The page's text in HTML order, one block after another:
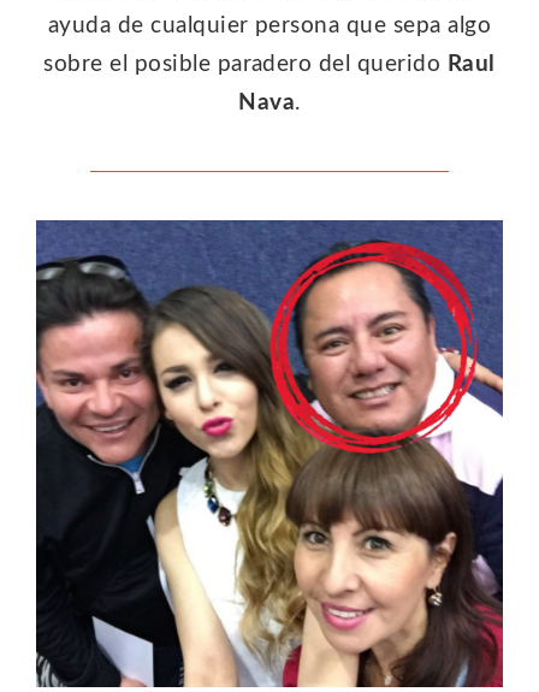
ayuda de cualquier persona que sepa algo
sobre el posible paradero del querido Raul
Nava.